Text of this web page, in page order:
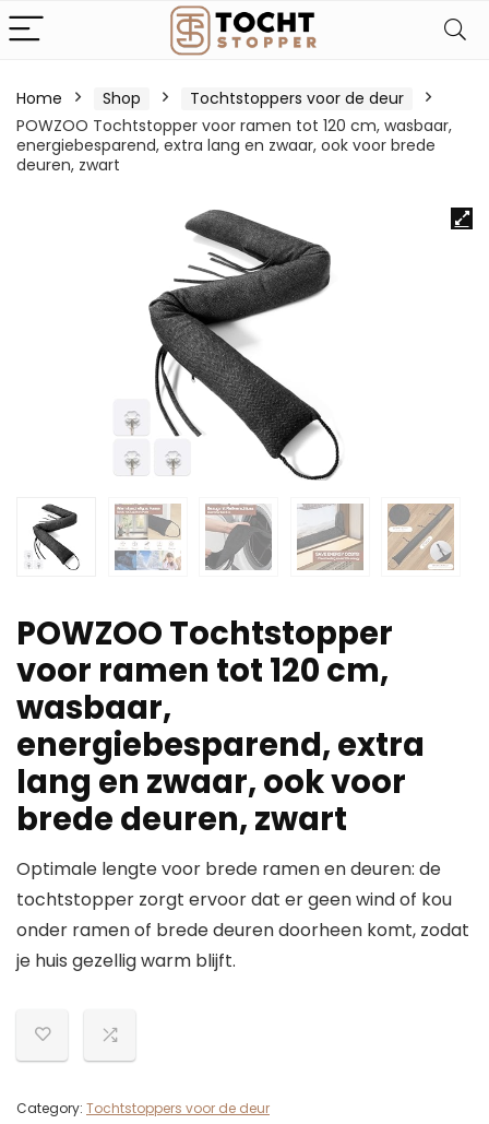
Home Shop
Tochtstoppers voor de deur
POWZOO Tochtstopper voor ramen tot 120 cm, wasbaar,
energiebesparend, extra lang en zwaar, ook voor brede
deuren, zwart
POWZOO Tochtstopper
voor ramen tot 120 cm,
wasbaar,
energiebesparend, extra
lang en zwaar, ook voor
brede deuren, zwart
Optimale lengte voor brede ramen en deuren: de
tochtstopper zorgt ervoor dat er geen wind of kou
onder ramen of brede deuren doorheen komt, zodat
je huis gezellig warm blijft.
Category: Tochtstoppers voor de deur